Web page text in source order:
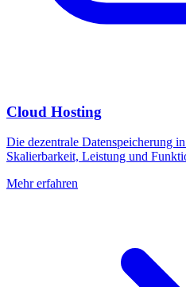
Cloud Hosting
Die dezentrale Datenspeicherung
Skalierbarkeit, Leistung und
Mehr erfahren